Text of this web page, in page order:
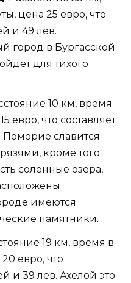
цена 25 евро, что
и 49 лев.
город в Бургасской
для тихого
10 км, время
евро, что составляет
Поморие славится
кроме того
соленные озера,
имеются
памятники.
19 км, время в
евро, что
и 39 лев. Ахелой это